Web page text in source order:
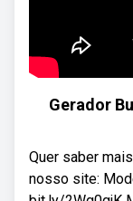
Gerador
Quer saber
nosso site: